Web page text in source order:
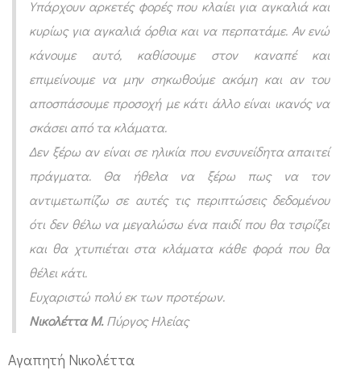
Υπάρχουν αρκετές φορές που κλαίει για αγκαλιά και
κυρίως για αγκαλιά όρθια και να περπατάμε. Αν ενώ
κάνουμε αυτό, καθίσουμε στον καναπέ και
επιμείνουμε να μην σηκωθούμε ακόμη και αν του
αποσπάσουμε προσοχή με κάτι άλλο είναι ικανός να
σκάσει από τα κλάματα.
Δεν ξέρω αν είναι σε ηλικία που ενσυνείδητα απαιτεί
πράγματα. Θα ήθελα να ξέρωπως να τον
αντιμετωπίζω σε αυτές τις περιπτώσεις δεδομένου
ότι δεν θέλω να μεγαλώσω ένα παιδί που θα τσιρίζει
και θα χτυπιέται στα κλάματα κάθε φορά που θα
θέλει κάτι.
Ευχαριστώ πολύ εκ των προτέρων.
Νικολέττα Μ.Πύργος Ηλείας
Αγαπητή Νικολέττα